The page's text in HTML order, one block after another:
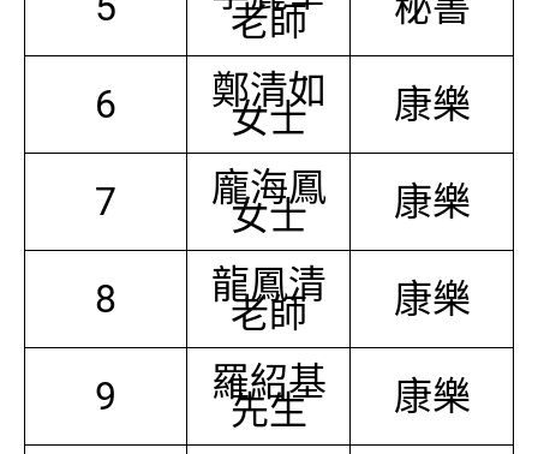
老師
6 鄭清如
女士 康樂
7 龐海鳳
女士 康樂
8 龍鳳清
老師 康樂
9 羅紹基
先生 康樂